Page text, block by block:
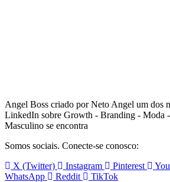
Angel Boss criado por Neto Angel um dos
LinkedIn sobre Growth - Branding - Moda
Masculino se encontra
Somos sociais. Conecte-se conosco:
X (Twitter)
Instagram Pinterest
WhatsApp
Reddit TikTok